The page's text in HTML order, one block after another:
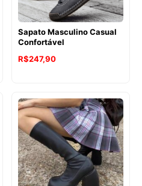
Sapato Masculino Casual
Confortável
R$247,90